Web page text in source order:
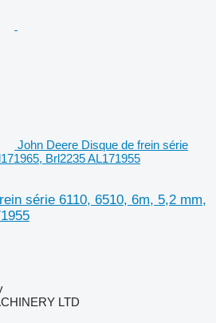
John Deere Disque de frein série
Brl2235 AL171955
série 6110, 6510, 6m, 5,2 mm,
LTD